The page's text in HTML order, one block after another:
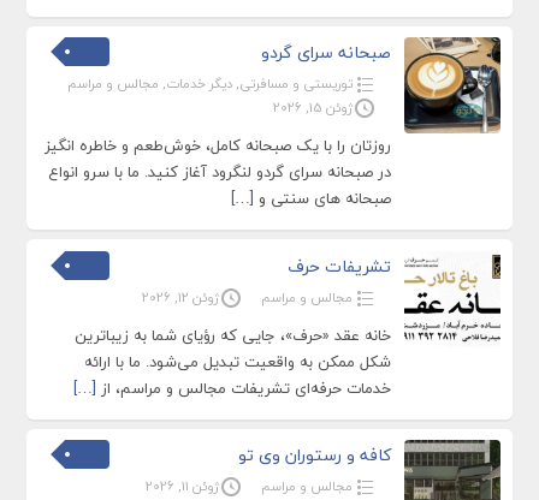
صبحانه سرای گردو
توریستی و مسافرتی, دیگر خدمات, مجالس و مراسم
ژوئن 15, 2026
روزتان را با یک صبحانه کامل، خوش‌طعم و خاطره‌ انگیز
در صبحانه‌ سرای گردو لنگرود آغاز کنید. ما با سرو انواع
صبحانه های سنتی و […]
تشریفات حرف
مجالس و مراسم ژوئن 12, 2026
خانه عقد «حرف»، جایی که رؤیای شما به زیباترین
شکل ممکن به واقعیت تبدیل می‌شود. ما با ارائه
خدمات حرفه‌ای تشریفات مجالس و مراسم، از […]
کافه و رستوران وی تو
مجالس و مراسم ژوئن 11, 2026